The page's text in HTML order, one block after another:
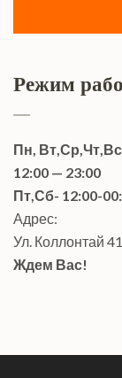
Режим
Пн,
12:00 — 23:00
Пт,Сб- 12:00-
Адрес:
Ул. Коллонтай
Ждем Вас!